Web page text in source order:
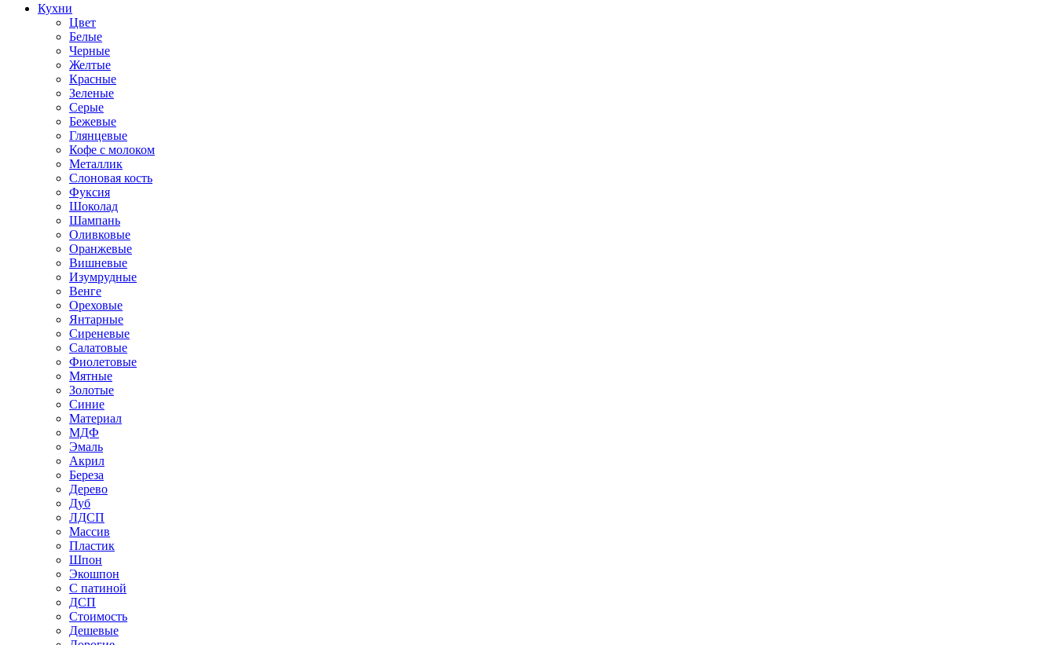
Кухни
Цвет
Белые
Черные
Желтые
Красные
Зеленые
Серые
Бежевые
Глянцевые
Кофе с молоком
Металлик
Слоновая кость
Фуксия
Шоколад
Шампань
Оливковые
Оранжевые
Вишневые
Изумрудные
Венге
Ореховые
Янтарные
Сиреневые
Салатовые
Фиолетовые
Мятные
Золотые
Синие
Материал
МДФ
Эмаль
Акрил
Береза
Дерево
Дуб
ЛДСП
Массив
Пластик
Шпон
Экошпон
С патиной
ДСП
Стоимость
Дешевые